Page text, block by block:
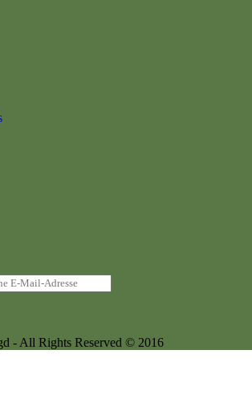
- All Rights Reserved © 2016